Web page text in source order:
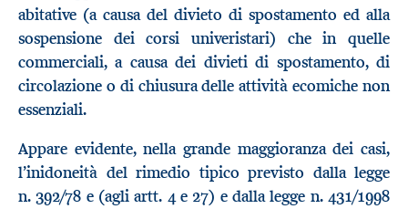
abitative (a causa del divieto di spostamento ed alla
sospensione dei corsi univeristari) che in quelle
commerciali, a causa dei divieti di spostamento, di
circolazione o di chiusura delle attività ecomiche non
essenziali.
Appare evidente, nella grande maggioranza dei casi,
l’inidoneità del rimedio tipico previsto dalla legge
n. 392/78 e (agli artt. 4 e 27) e dalla legge n. 431/1998